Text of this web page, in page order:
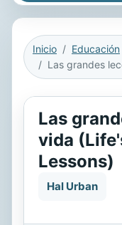
Inicio
Educación
Las
vida
Lessons)
Hal Urban